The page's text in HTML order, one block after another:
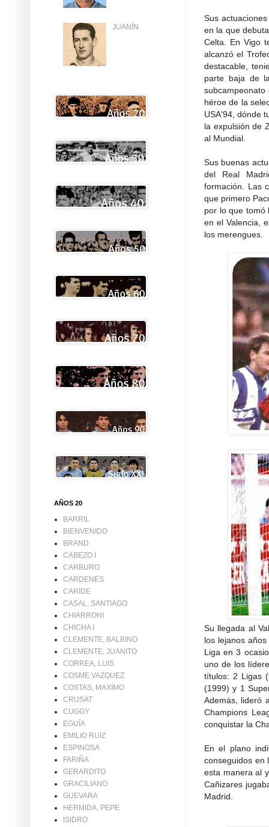
Sus
en la que
Celta. En Vigo
alcanzó el
destacable,
parte baja de
héroe de la
USA'94, dónde
la expulsión de
al Mundial.
Sus buenas
del Real
formación. Las
que primero
por lo que tomó
en el Valencia,
los merengues.
Su llegada al
los lejanos
Liga en 3
uno de los
títulos: 2 Ligas
(1999) y 1
Además, lideró
Champions
conquistar la
En el plano
conseguidos en
esta manera al
Cañizares
Madrid.
JUANÍN
AÑOS 20
BARRIL
BIENVENIDO
BRAND
CABEZO I
CARBURO
CARDENES
CARIDE
CASAL, SANTIAGO
CHIARRONI
CHICHA I
CLEMENTE, BALBINO
CLEMENTE, JUANITO
CORREA, LUIS
COSME VAZQUEZ
COSTAS, MAXIMO
CRUSAT
CUGGY
EGUÍA
EMILIO RUIZ
ESPINOSA
FARIÑA
GERARDITO
GRACILIANO
GUEVARA
HERMIDA, PEPE
ISIDRO